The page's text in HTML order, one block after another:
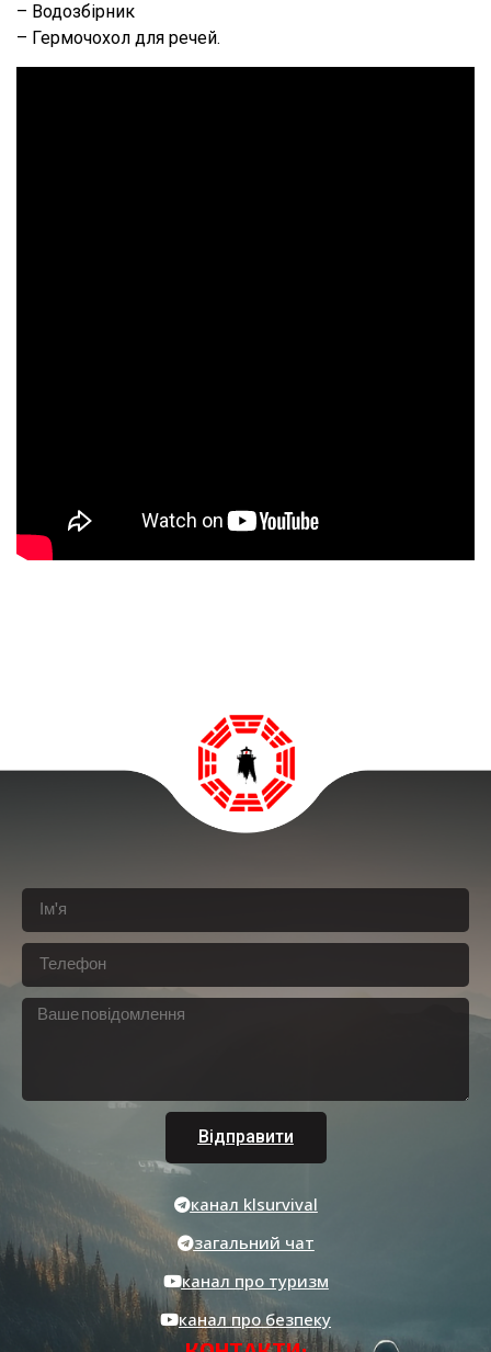
– Водозбірник
– Гермочохол для речей.
канал klsurvival
загальний чат
канал про туризм
канал про безпеку
Відправити